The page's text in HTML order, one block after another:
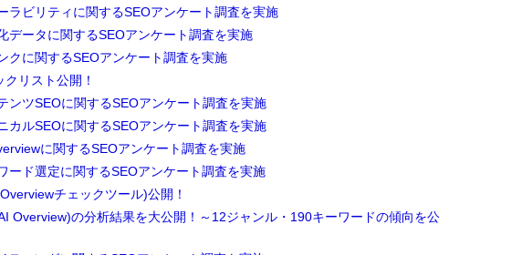
ラビリティに関するSEOアンケート調査を実施
データに関するSEOアンケート調査を実施
クに関するSEOアンケート調査を実施
リスト公開！
ンツSEOに関するSEOアンケート調査を実施
カルSEOに関するSEOアンケート調査を実施
に関するSEOアンケート調査を実施
ード選定に関するSEOアンケート調査を実施
チェックツール)公開！
Overview)の分析結果を大公開！～12ジャンル・190キーワードの傾向を公